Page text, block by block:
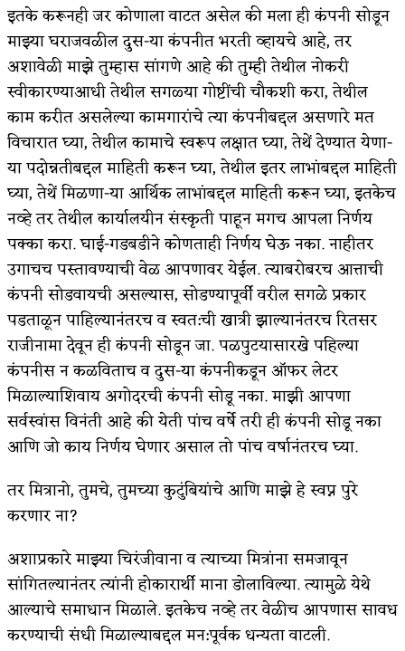
इतके करूनही जर कोणाला वाटत असेल की मला ही कंपनी सोडून
माझ्या घराजवळील दुस-या कंपनीत भरती व्हायचे आहे, तर
अशावेळी माझे तुम्हास सांगणे आहे की तुम्ही तेथील नोकरी
स्वीकारण्याआधी तेथील सगळ्या गोष्टींची चौकशी करा, तेथील
काम करीत असलेल्या कामगारांचे त्या कंपनीबद्दल असणारे मत
विचारात घ्या, तेथील कामाचे स्वरूप लक्षात घ्या, तेथें देण्यात येणा-
या पदोन्नतीबद्दल माहिती करून घ्या, तेथील इतर लाभांबद्दल माहिती
घ्या, तेथें मिळणा-या आर्थिक लाभांबद्दल माहिती करून घ्या, इतकेच
नव्हे तर तेथील कार्यालयीन संस्कृती पाहून मगच आपला निर्णय
पक्का करा. घाई-गडबडीने कोणताही निर्णय घेऊ नका. नाहीतर
उगाचच पस्तावण्याची वेळ आपणावर येईल. त्याबरोबरच आत्ताची
कंपनी सोडवायची असल्यास, सोडण्यापूर्वी वरील सगळे प्रकार
पडताळून पाहिल्यानंतरच व स्वत:ची खात्री झाल्यानंतरच रितसर
राजीनामा देवून ही कंपनी सोडून जा. पळपुटयासारखे पहिल्या
कंपनीस न कळविताच व दुस-या कंपनीकडून ऑफर लेटर
मिळाल्याशिवाय अगोदरची कंपनी सोडू नका. माझी आपणा
सर्वस्वांस विनंती आहे की येती पांच वर्षे तरी ही कंपनी सोडू नका
आणि जो काय निर्णय घेणार असाल तो पांच वर्षानंतरच घ्या.
तर मित्रानो, तुमचे, तुमच्या कुटुंबियांचे आणि माझे हे स्वप्न पुरे
करणार ना?
अशाप्रकारे माझ्या चिरंजीवाना व त्याच्या मित्रांना समजावून
सांगितल्यानंतर त्यांनी होकारार्थी माना डोलाविल्या. त्यामुळे येथे
आल्याचे समाधान मिळाले. इतकेच नव्हे तर वेळीच आपणास सावध
करण्याची संधी मिळाल्याबद्दल मन:पूर्वक धन्यता वाटली.